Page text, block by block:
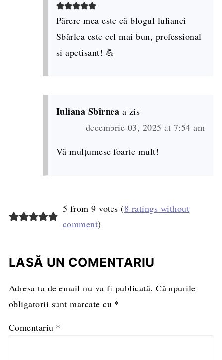
Părere mea este că blogul lulianei
Sbârlea este cel mai bun, professional
si apetisant! 💪
Iuliana Sbîrnea a zis
decembrie 03, 2025 at 7:54 am
Vă mulțumesc foarte mult!
5 from 9 votes (8 ratings without
comment)
LASĂ UN COMENTARIU
Adresa ta de email nu va fi publicată. Câmpurile
obligatorii sunt marcate cu *
Comentariu *